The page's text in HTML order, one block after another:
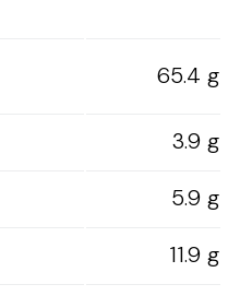
65.4 g
3.9 g
5.9 g
11.9 g